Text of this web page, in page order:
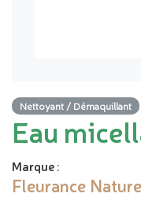
Nettoyant / Démaquillant
Eau
Marque:
Fleurance Nature